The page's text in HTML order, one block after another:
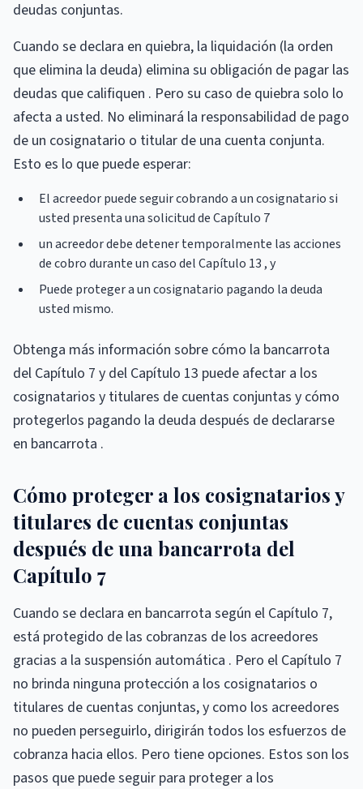
deudas conjuntas.
Cuando se declara en quiebra, la liquidación (la orden
que elimina la deuda) elimina su obligación de pagar las
deudas que califiquen . Pero su caso de quiebra solo lo
afecta a usted. No eliminará la responsabilidad de pago
de un cosignatario o titular de una cuenta conjunta.
Esto es lo que puede esperar:
El acreedor puede seguir cobrando a un cosignatario si
usted presenta una solicitud de Capítulo 7
un acreedor debe detener temporalmente las acciones
de cobro durante un caso del Capítulo 13 , y
Puede proteger a un cosignatario pagando la deuda
usted mismo.
Obtenga más información sobre cómo la bancarrota
del Capítulo 7 y del Capítulo 13 puede afectar a los
cosignatarios y titulares de cuentas conjuntas y cómo
protegerlos pagando la deuda después de declararse
en bancarrota .
Cómo proteger a los cosignatarios y
titulares de cuentas conjuntas
después de una bancarrota del
Capítulo 7
Cuando se declara en bancarrota según el Capítulo 7,
está protegido de las cobranzas de los acreedores
gracias a la suspensión automática . Pero el Capítulo 7
no brinda ninguna protección a los cosignatarios o
titulares de cuentas conjuntas, y como los acreedores
no pueden perseguirlo, dirigirán todos los esfuerzos de
cobranza hacia ellos. Pero tiene opciones. Estos son los
pasos que puede seguir para proteger a los